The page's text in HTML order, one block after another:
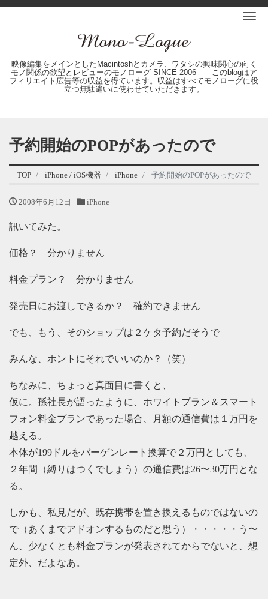
映像編集をメインとしたMacintoshとカメラ、ワタシの興味関心の向く
モノ関係の欲望とレビューのモノローグ SINCE 2006 このblogはア
フィリエイト広告等の収益を得ています。収益はすべてモノローグに役
立つ無駄遣いに使わせていただきます。
予約開始のPOPがあったので
TOP iPhone / iOS機器 iPhone 予約開始のPOPがあったので
2008年6月12日 iPhone
訊いてみた。
価格？ 分かりません
料金プラン？ 分かりません
発売日にお渡しできるか？ 確約できません
でも、もう、そのショップは２ケタ予約だそうで
みんな、ホントにそれでいいのか？（笑）
ちなみに、ちょっと真面目に書くと、
仮に。 孫社長が語ったように
、ホワイトプラン＆スマート
フォン料金プランであった場合、月額の通信費は１万円を
越える。
本体が199ドルをバーゲンレート換算で２万円としても、
２年間（縛りはつくでしょう）の通信費は26〜30万円とな
る。
しかも、私見だが、既存携帯を置き換えるものではないの
で（あくまでアドオンするものだと思う）・・・・・う〜
ん、少なくとも料金プランが発表されてからでないと、想
定外、だよなあ。